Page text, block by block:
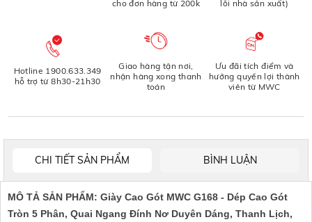
cho đơn hàng từ 200k lỗi nhà sản xuất)
Hotline 1900.633.349
hỗ trợ từ 8h30-21h30
Giao hàng tận nơi,
nhận hàng xong thanh
toán
Ưu đãi tích điểm và
hưởng quyền lợi thành
viên từ MWC
CHI TIẾT SẢN PHẨM BÌNH LUẬN
MÔ TẢ SẢN PHẨM: Giày Cao Gót MWC G168 - Dép Cao Gót
Tròn 5 Phân, Quai Ngang Đính Nơ Duyên Dáng, Thanh Lịch,